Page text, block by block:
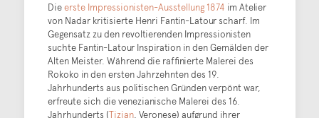
Dieerste Impressionisten-Ausstellung 1874 im Atelier
von Nadar kritisierte Henri Fantin-Latour scharf. Im
Gegensatz zu den revoltierenden Impressionisten
suchte Fantin-Latour Inspiration in den Gemälden der
Alten Meister. Während die raffinierte Malerei des
Rokoko in den ersten Jahrzehnten des 19.
Jahrhunderts aus politischen Gründen verpönt war,
erfreute sich die venezianische Malerei des 16.
Jahrhunderts (Tizian, Veronese) aufgrund ihrer